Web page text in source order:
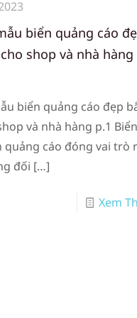
biển quảng cáo
shop và nhà hàng
biển quảng cáo đẹp
và nhà hàng p.1 Biển
quảng cáo đóng vai trò
đối […]
Xem